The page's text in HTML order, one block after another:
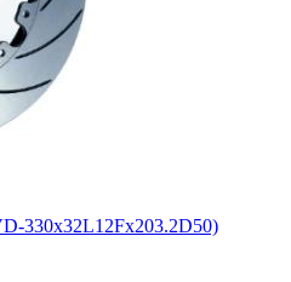
330x32L12Fx203.2D50)